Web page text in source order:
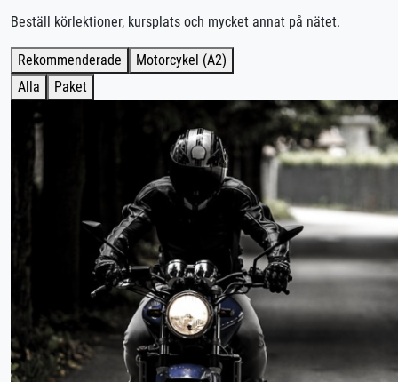
Beställ körlektioner, kursplats och mycket annat på nätet.
Rekommenderade
Motorcykel (A2)
Alla
Paket